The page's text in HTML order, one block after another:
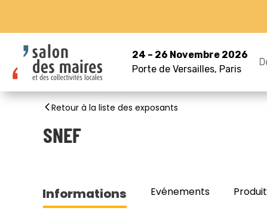
24 – 26 Novembre 2026
Porte de Versailles, Paris
Retour à la liste des exposants
SNEF
Informations Evénements